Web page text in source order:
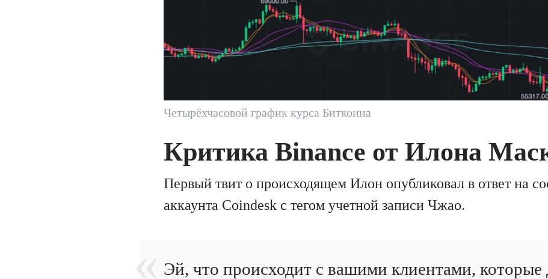
Четырёхчасовой график курса Биткоина
Критика Binance от Илона
Первый твит о происходящем Илон опубликовал в ответ на
аккаунта Coindesk с тегом учетной записи Чжао.
Эй, что происходит с вашими клиентами, которые